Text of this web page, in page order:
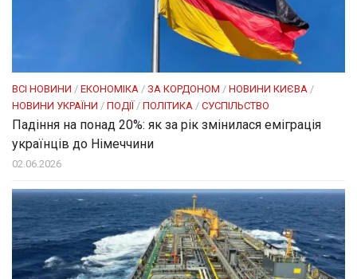
ВСІ НОВИНИ / ЕКОНОМІКА / ЗА КОРДОНОМ / НОВИНИ КИЄВА /
НОВИНИ УКРАЇНИ / ПОДІЇ / ПОЛІТИКА / СУСПІЛЬСТВО
Падіння на понад 20%: як за рік змінилася еміграція
українців до Німеччини
02.06.2026